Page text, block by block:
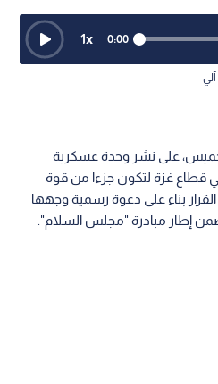
0:00
1x
على نشر وحدة عسكرية
قطاع غزة لتكون جزءا من قوة
القرار بناء على دعوة رسمية وجهها
إطار مبادرة "مجلس السلام".